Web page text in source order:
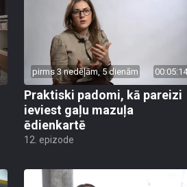
pirms 3 nedēļām, 5 dienām 00:05:14
Praktiski padomi, kā pareizi
ieviest gaļu mazuļa
ēdienkartē
12. epizode